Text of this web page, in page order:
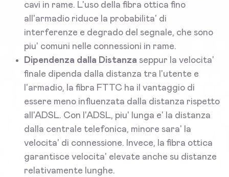
cavi in rame. L'uso della fibra ottica fino
all'armadio riduce la probabilita' di
interferenze e degrado del segnale, che sono
piu' comuni nelle connessioni in rame.
Dipendenza dalla Distanza seppur la velocita'
finale dipenda dalla distanza tra l'utente e
l'armadio, la fibra FTTC ha il vantaggio di
essere meno influenzata dalla distanza rispetto
all'ADSL. Con l'ADSL, piu' lunga e' la distanza
dalla centrale telefonica, minore sara' la
velocita' di connessione. Invece, la fibra ottica
garantisce velocita' elevate anche su distanze
relativamente lunghe.